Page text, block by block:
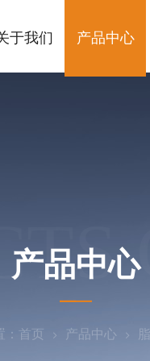
于我们 产品中心
产品中心
首页 产品中心